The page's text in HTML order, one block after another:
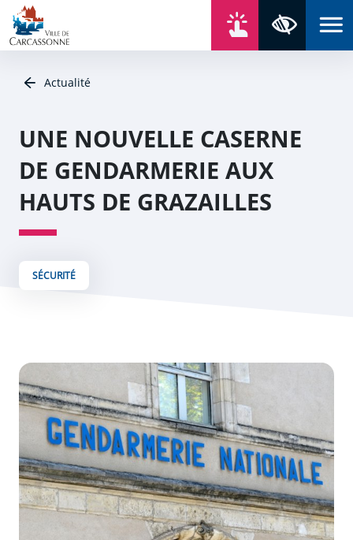
Aller au contenu
Aller au menu
Aller au plan du site
Aller à la recherche
Actualité
UNE NOUVELLE CASERNE
DE GENDARMERIE AUX
HAUTS DE GRAZAILLES
SÉCURITÉ
Zoom de l'image
Panneau de gestion des cookies